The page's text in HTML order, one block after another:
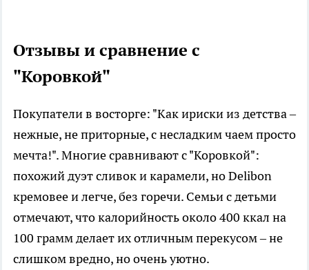
Отзывы и сравнение с
"Коровкой"
Покупатели в восторге: "Как ириски из детства –
нежные, не приторные, с несладким чаем просто
мечта!". Многие сравнивают с "Коровкой":
похожий дуэт сливок и карамели, но Delibon
кремовее и легче, без горечи. Семьи с детьми
отмечают, что калорийность около 400 ккал на
100 грамм делает их отличным перекусом – не
слишком вредно, но очень уютно.